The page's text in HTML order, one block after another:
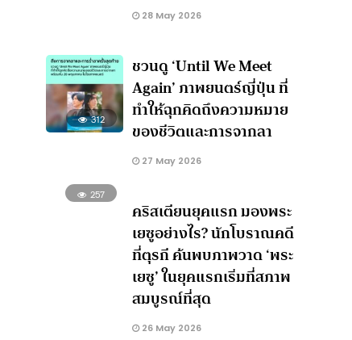
28 May 2026
312
ชวนดู ‘Until We Meet
Again’ ภาพยนตร์ญี่ปุ่น ที่
ทำให้ฉุกคิดถึงความหมาย
ของชีวิตและการจากลา
27 May 2026
257
คริสเตียนยุคแรก มองพระ
เยซูอย่างไร? นักโบราณคดี
ที่ตุรกี ค้นพบภาพวาด ‘พระ
เยซู’ ในยุคแรกเริ่มที่สภาพ
สมบูรณ์ที่สุด
26 May 2026